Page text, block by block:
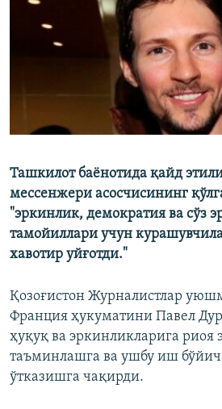
Ташкилот баёнотида қайд
мессенжери асосчисининг
"эркинлик, демократия ва сўз
тамойиллари учун
хавотир уйғотди."
Қозоғистон Журналистлар
Франция ҳукуматини Павел
ҳуқуқ ва эркинликларига
таъминлашга ва ушбу иш
ўтказишга чақирди.